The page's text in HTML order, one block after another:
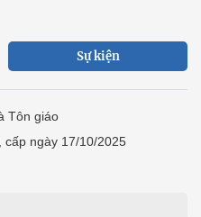
Sự kiện
Tôn giáo
cấp ngày 17/10/2025